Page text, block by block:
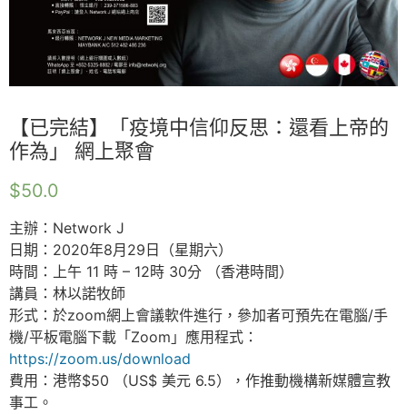
【已完結】「疫境中信仰反思：還看上帝的
作為」 網上聚會
$50.0
主辦：Network J
日期：2020年8月29日（星期六）
時間：上午 11 時 – 12時 30分 （香港時間）
講員：林以諾牧師
形式：於zoom網上會議軟件進行，參加者可預先在電腦/手
機/平板電腦下載「Zoom」應用程式：
https://zoom.us/download
費用：港幣$50 （US$ 美元 6.5），作推動機構新媒體宣教
事工。